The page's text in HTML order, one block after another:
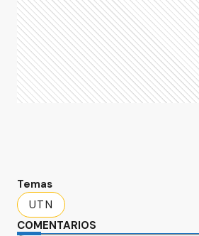
Temas
UTN
COMENTARIOS